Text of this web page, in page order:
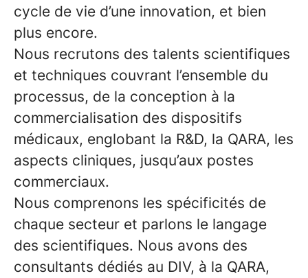
cycle de vie d’une innovation, et bien
plus encore.
Nous recrutons des talents scientifiques
et techniques couvrant l’ensemble du
processus, de la conception à la
commercialisation des dispositifs
médicaux, englobant la R&D, la QARA, les
aspects cliniques, jusqu’aux postes
commerciaux.
Nous comprenons les spécificités de
chaque secteur et parlons le langage
des scientifiques. Nous avons des
consultants dédiés au DIV, à la QARA,